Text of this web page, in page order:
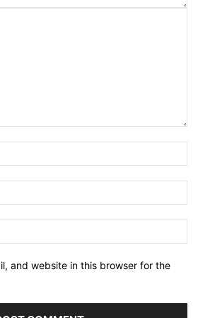
and website in this browser for the